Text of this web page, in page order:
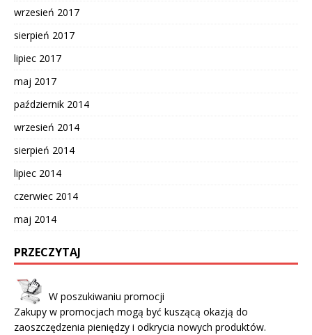
wrzesień 2017
sierpień 2017
lipiec 2017
maj 2017
październik 2014
wrzesień 2014
sierpień 2014
lipiec 2014
czerwiec 2014
maj 2014
PRZECZYTAJ
W poszukiwaniu promocji
Zakupy w promocjach mogą być kuszącą okazją do
zaoszczędzenia pieniędzy i odkrycia nowych produktów.